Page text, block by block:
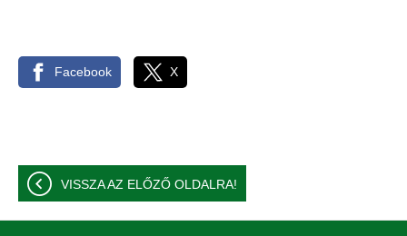
Facebook X
VISSZA AZ ELŐZŐ OLDALRA!